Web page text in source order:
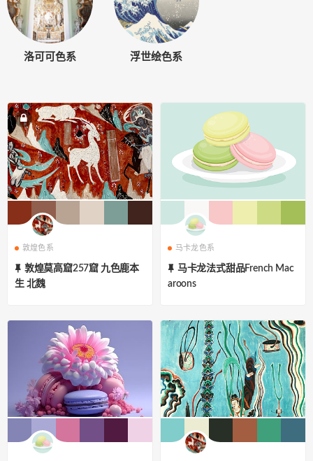
洛可可色系 浮世绘色系
敦煌色系
敦煌莫高窟257窟 九色鹿本
生 北魏
马卡龙色系
马卡龙法式甜品French Mac
aroons